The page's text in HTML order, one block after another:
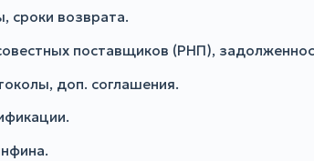
сроки возврата.
поставщиков (РНП),
доп. соглашения.